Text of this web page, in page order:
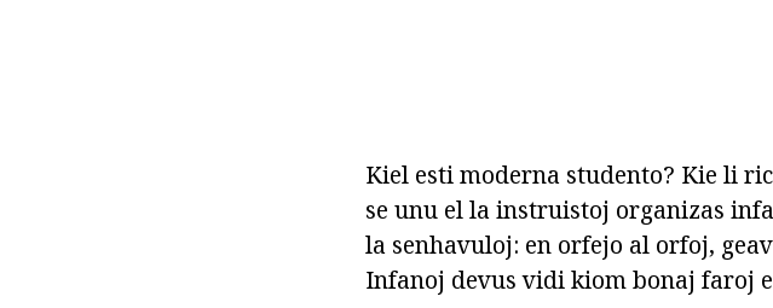
Kiel esti moderna studento? Kie li
se unu el la instruistoj organizas
la senhavuloj: en orfejo al orfoj,
Infanoj devus vidi kiom bonaj faroj